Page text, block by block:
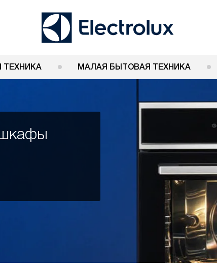
ТЕХНИКА МАЛАЯ БЫТОВАЯ ТЕХНИКА